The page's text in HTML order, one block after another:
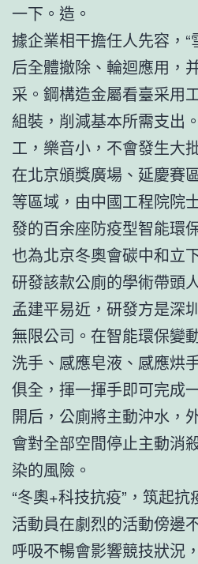
一下。造。
據企業相干擔任人先容，“
后全體撤除、輪迴應用，
采。鋼構造金屬看臺采用
組裝，削減基本所需支出
工，樂音小，不會發生大
在北京頒獎廣場、延慶賽
等區域，由中國工程院院
發的百余座防疫型智能環
也為北京冬奧會碳中和立
研發該款公廁的學術帶頭
孟建平易近，研發方是深
無限公司。在智能環保變
洗手、感應皂液、感應烘
俱全，揮一揮手即可完成
開后，公廁將主動沖水，
會對全部空間停止主動消
染的風險。
“冬奧+科技抗疫”，筑起抗
活動員在劇烈的活動傍邊
呼吸不暢會影響競技狀況